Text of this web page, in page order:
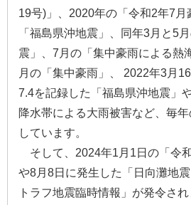
19号)」、2020年の「令和2年7
「福島県沖地震」、同年3月と5
震」、7月の「集中豪雨による熱
月の「集中豪雨」、 2022年3月
7.4を記録した「福島県沖地震」
降水帯による大雨被害など、毎
しています。
そして、2024年1月1日の「令
や8月8日に発生した「日向灘地
トラフ地震臨時情報」が発令さ